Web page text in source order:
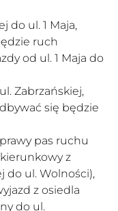
do ul. 1 Maja,
ruch
od ul. 1 Maja do
Zabrzańskiej,
się będzie
pas ruchu
z
do ul. Wolności),
z osiedla
do ul.